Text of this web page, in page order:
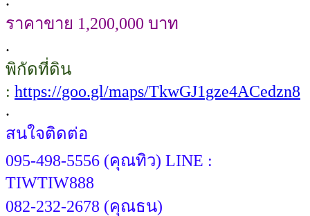
ราคาขาย 1,200,000 บาท
.
พิกัดที่ดิน
: https://goo.gl/maps/TkwGJ1gze4ACedzn8
.
สนใจติดต่อ
095-498-5556 (คุณทิว) LINE :
TIWTIW888
082-232-2678 (คุณธน)